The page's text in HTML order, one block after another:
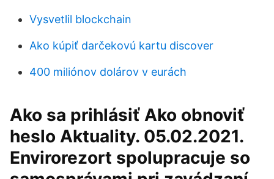
Vysvetlil blockchain
Ako kúpiť darčekovú kartu discover
400 miliónov dolárov v eurách
Ako sa prihlásiť Ako obnoviť
heslo Aktuality. 05.02.2021.
Envirorezort spolupracuje so